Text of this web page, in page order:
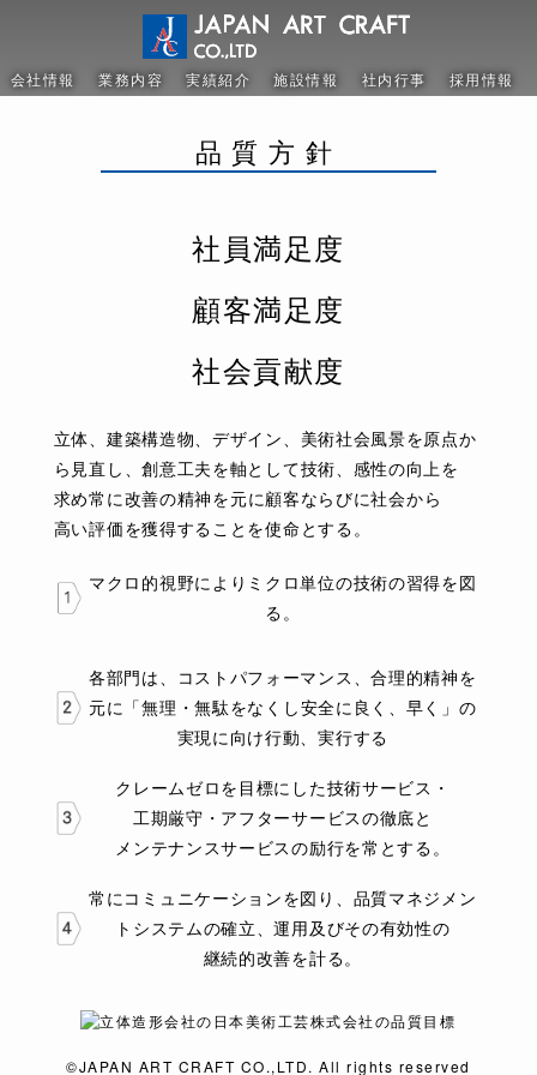
会社情報 業務内容 実績紹介 施設情報 社内行事 採用情報
品質方針
社員満足度
顧客満足度
社会貢献度
立体、建築構造物、デザイン、美術社会風景を原点か
ら見直し、創意工夫を軸として技術、感性の向上を
求め常に改善の精神を元に顧客ならびに社会から
高い評価を獲得することを使命とする。
マクロ的視野によりミクロ単位の技術の習得を図
る。
各部門は、コストパフォーマンス、合理的精神を
元に 「無理・無駄をなくし安全に 良く、早く」の
実現に向け行動、実行する
クレームゼロを目標にした技術サービス・
工期厳守・ アフターサービスの徹底と
メンテナンスサービスの励行を常とする。
常にコミュニケーションを図り、品質マネジメン
トシステムの確立、運用及びその有効性の
継続的改善を計る。
©JAPAN ART CRAFT CO.,LTD. All rights reserved